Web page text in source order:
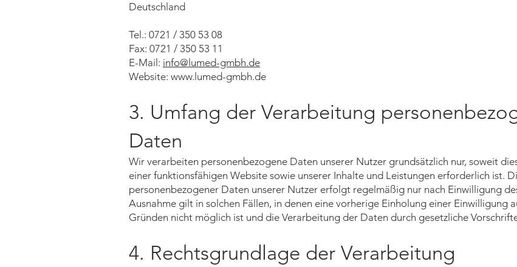
Deutschland
Tel.: 0721 / 350 53 08
Fax: 0721 / 350 53 11
E-Mail: info@lumed-gmbh.de
Website: www.lumed-gmbh.de
3. Umfang der Verarbeitung
Daten
Wir verarbeiten personenbezogene Daten unserer Nutzer grundsätzlich nur, soweit
einer funktionsfähigen Website sowie unserer Inhalte und Leistungen erforderlich ist.
personenbezogener Daten unserer Nutzer erfolgt regelmäßig nur nach Einwilligung
Ausnahme gilt in solchen Fällen, in denen eine vorherige Einholung einer Einwilligung
Gründen nicht möglich ist und die Verarbeitung der Daten durch gesetzliche
4. Rechtsgrundlage der Verarbeitung